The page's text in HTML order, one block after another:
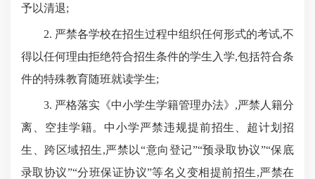
予以清退;
2. 严禁各学校在招生过程中组织任何形式的考试,不
得以任何理由拒绝符合招生条件的学生入学,包括符合条
件的特殊教育随班就读学生;
3. 严格落实《中小学生学籍管理办法》,严禁人籍分
离、空挂学籍。中小学严禁违规提前招生、超计划招
生、跨区域招生,严禁以“意向登记”“预录取协议”“保底
录取协议”“分班保证协议”等名义变相提前招生,严禁在